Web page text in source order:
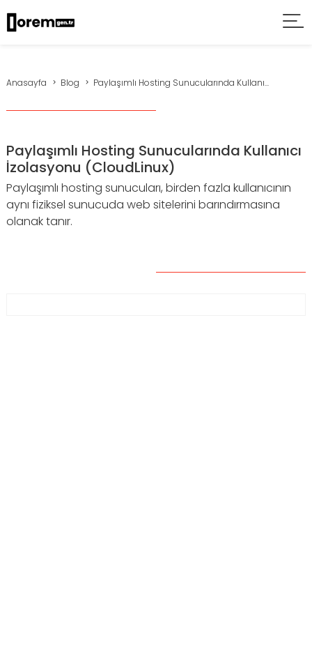
Anasayfa Blog Paylaşımlı Hosting Sunucularında Kullanı...
Paylaşımlı Hosting Sunucularında Kullanıcı
İzolasyonu (CloudLinux)
Paylaşımlı hosting sunucuları, birden fazla kullanıcının
aynı fiziksel sunucuda web sitelerini barındırmasına
olanak tanır.